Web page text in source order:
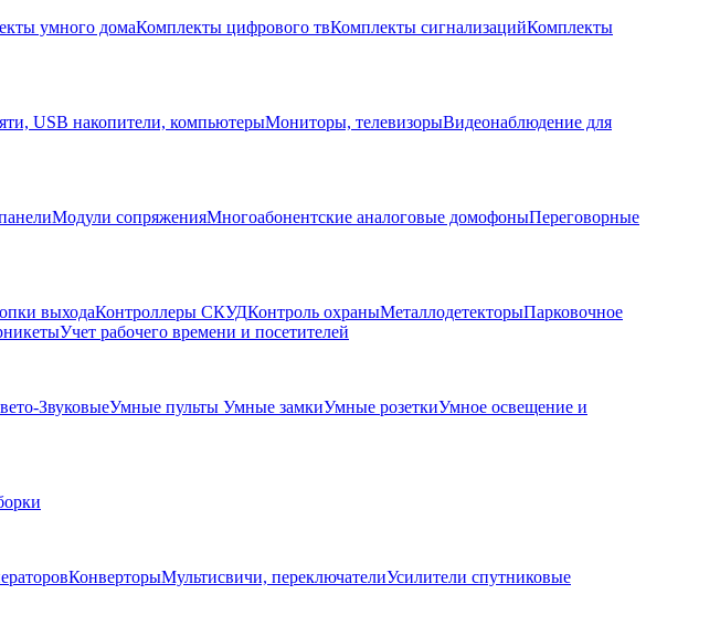
умного домаКомплекты цифрового твКомплекты сигнализацийКомплекты
USB накопители, компьютерыМониторы, телевизорыВидеонаблюдение для
Модули сопряженияМногоабонентские аналоговые домофоныПереговорные
выходаКонтроллеры СКУДКонтроль охраныМеталлодетекторыПарковочное
Учет рабочего времени и посетителей
ЗвуковыеУмные пульты Умные замкиУмные розеткиУмное освещение и
КонверторыМультисвичи, переключателиУсилители спутниковые